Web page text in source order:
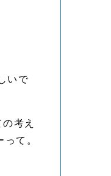
いで
考え
て。